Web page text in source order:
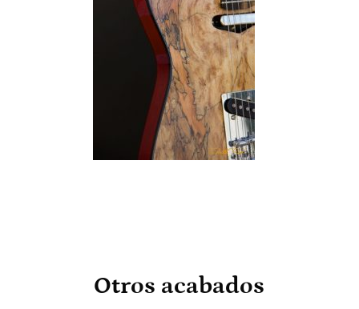
Otros acabados